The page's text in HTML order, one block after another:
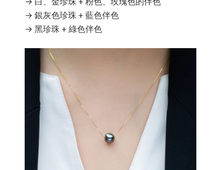
→ 銀灰色珍珠 + 藍色伴色
→ 黑珍珠 + 綠色伴色